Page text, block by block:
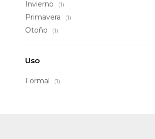
Invierno (1)
Primavera (1)
Otoño (1)
Uso
Formal (1)